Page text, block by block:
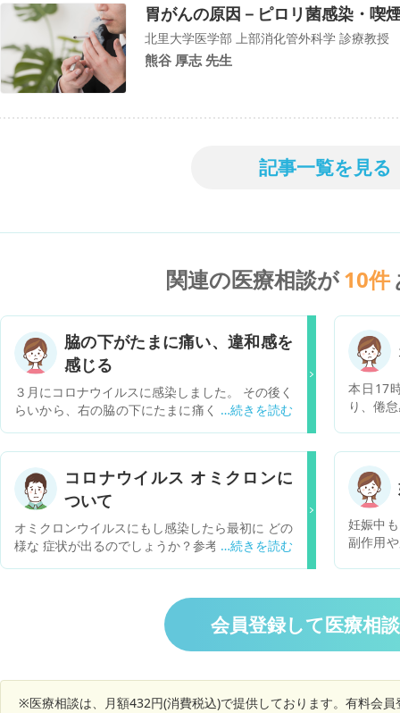
胃がんの原因－ピロリ菌感染・喫
北里大学医学部 上部消化管外科学 診療教授
熊谷 厚志 先生
記事一覧を見る
関連の医療相談が10件
脇の下がたまに痛い、違和感を
感じる
３月にコロナウイルスに感染しました。 その後く
らいから、右の脇の下にたまに痛くなります。自
エコーをしました。特に異常なしでした。 乳腺な
ど婦人科なのか、もしくはリンパなのか？どのよ
うな病院に行けば良いのでしょうか？ たまに違和
いでしょうか？肩こりや筋を違えたようなことは
ないように思います。 考えられる病気はリンパか
乳腺系以外にありますか？よろしくおねがいしま
本日17
り、倦
コロナウイルス オミクロンに
ついて
オミクロンウイルスにもし感染したら最初に どの
様な 症状が出るのでしょうか？参考にお聞きした
妊娠中
副作用
受けた
会員登録して医療相
※医療相談は、月額432円(消費税込)で提供しております。有料会